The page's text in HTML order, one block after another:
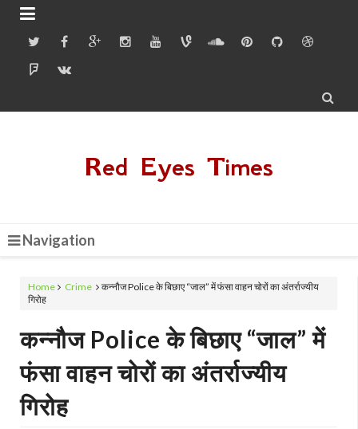


Red Eyes Times
Navigation
Home Crime
कन्नौज Police के बिछाए “जाल” में फंसा वाहन चोरों का अंतर्राज्यीय
गिरोह
कन्नौज Police के बिछाए “जाल” में
फंसा वाहन चोरों का अंतर्राज्यीय
गिरोह